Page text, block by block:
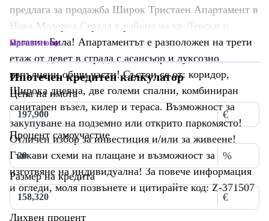
предлага за продажба Широк Тристаен Апартамент в
Нова Модерна Сграда в района на кв.Левски и
магазин Била! Апартаментът е разположен на трети
етаж от девет в сграда с асансьор и луксозно
изпълнени общи части! Състои се от: коридор,
Широка дневна, две големи спални, комбиниран
санитарен възел, килер и тераса. Възможност за
закупуване на подземно или открито паркомясто!
Отличен избор за инвестиция и/или за живеене!
Гъвкави схеми на плащане и възможност за
изготвяне на индивидуална! За повече информация
и огледи, моля позвънете и цитирайте код: Z-371507
Прочети още
Ипотечен кредитен калкулатор
Цена на имота
€
Процент самоучастие
%
Размер на кредита
€
Лихвен процент